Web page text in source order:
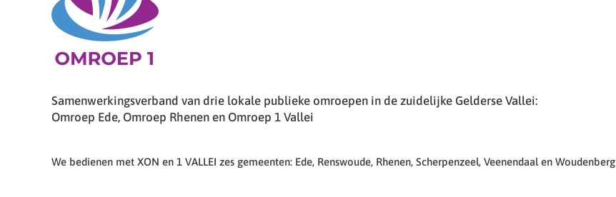
Samenwerkingsverband van drie lokale publieke omroepen in de zuidelijke Gelderse Vallei:
Omroep Ede, Omroep Rhenen en Omroep 1 Vallei
We bedienen met XON en 1 VALLEI zes gemeenten: Ede, Renswoude, Rhenen, Scherpenzeel, Veenendaal en Woudenberg